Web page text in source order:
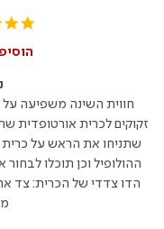
הוסיפו 2 לסל-שלמו
חווית השינה משפיעה על
זקוקים לכרית אורטופדית
שתניחו את הראש על כרית
ההולופיל וכן תוכלו
הדו צדדי של הכרית: צד